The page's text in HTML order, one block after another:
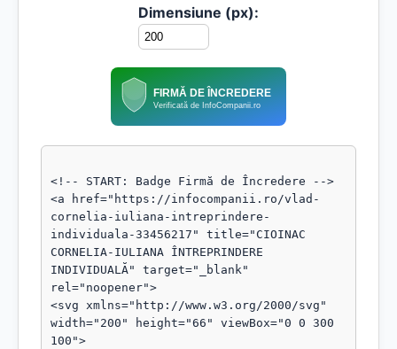
Dimensiune (px):
FIRMĂ DE ÎNCREDERE
Verificată de InfoCompanii.ro
<!-- START: Badge Firmă de Încredere -->
<a href="https://infocompanii.ro/vlad-
cornelia-iuliana-intreprindere-
individuala-33456217" title="CIOINAC
CORNELIA-IULIANA ÎNTREPRINDERE
INDIVIDUALĂ" target="_blank"
rel="noopener">
<svg xmlns="http://www.w3.org/2000/svg"
width="200" height="66" viewBox="0 0 300
100">